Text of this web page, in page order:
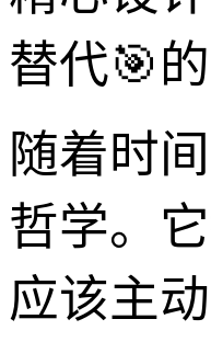
替代🎯
随着时
哲学。
应该主